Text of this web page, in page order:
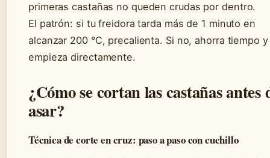
primeras castañas no queden crudas por dentro.
El patrón: si tu freidora tarda más de 1 minuto en
alcanzar 200 °C, precalienta. Si no, ahorra tiempo y
empieza directamente.
¿Cómo se cortan las castañas antes
asar?
Técnica de corte en cruz: paso a paso con cuchillo